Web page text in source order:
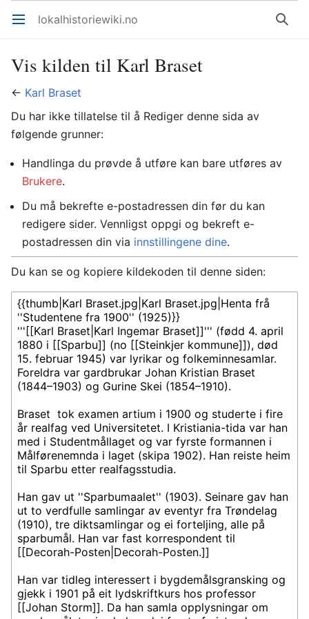
Åpne hovedmenyen lokalhistoriewiki.no Søk
Vis kilden til Karl Braset
← Karl Braset
Du har ikke tillatelse til å Rediger denne sida av
følgende grunner:
Handlinga du prøvde å utføre kan bare utføres av
Brukere.
Du må bekrefte e-postadressen din før du kan
redigere sider. Vennligst oppgi og bekreft e-
postadressen din via innstillingene dine.
Du kan se og kopiere kildekoden til denne siden: